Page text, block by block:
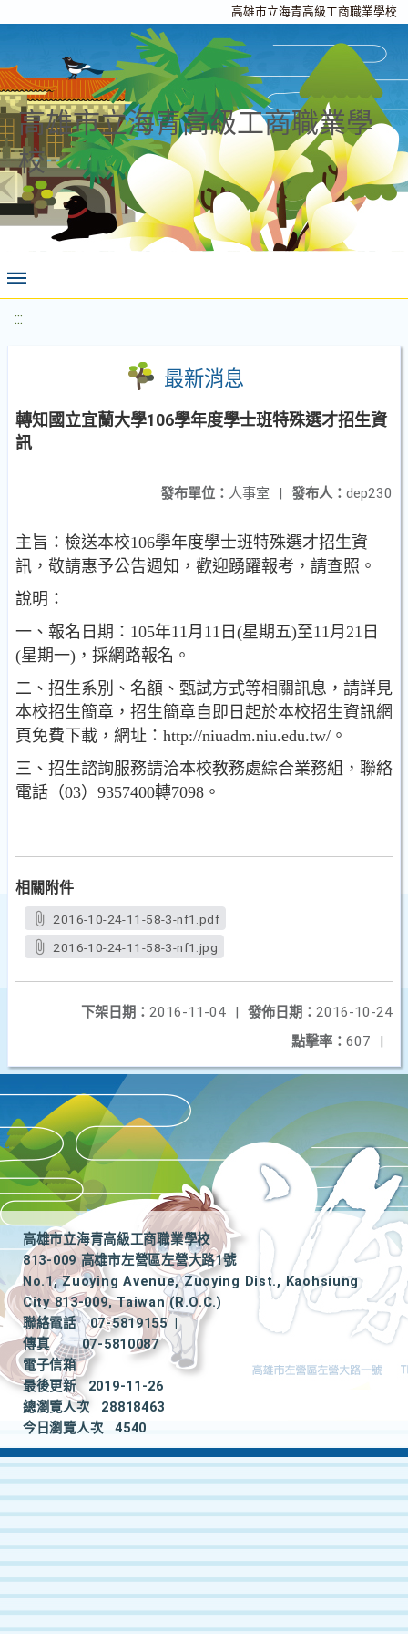
高雄市立海青高級工商職業學校
高雄市立海青高級工商職業學
校
:::
最新消息
轉知國立宜蘭大學106學年度學士班特殊選才招生資
訊
發布人： dep230
發布單位： 人事室 |
主旨：檢送本校106學年度學士班特殊選才招生資
訊，敬請惠予公告週知，歡迎踴躍報考，請查照。
說明：
一、報名日期：105年11月11日(星期五)至11月21日
(星期一)，採網路報名。
二、招生系別、名額、甄試方式等相關訊息，請詳見
本校招生簡章，招生簡章自即日起於本校招生資訊網
頁免費下載，網址：http://niuadm.niu.edu.tw/。
三、招生諮詢服務請洽本校教務處綜合業務組，聯絡
電話（03）9357400轉7098。
相關附件
2016-10-24-11-58-3-nf1.pdf
2016-10-24-11-58-3-nf1.jpg
發佈日期： 2016-10-24
下架日期： 2016-11-04
|
點擊率： 607 |
高雄市立海青高級工商職業學校
813-009 高雄市左營區左營大路1號
No.1, Zuoying Avenue, Zuoying Dist., Kaohsiung
City 813-009, Taiwan (R.O.C.)
聯絡電話
07-5819155
|
傳真
07-5810087
電子信箱
最後更新
2019-11-26
總瀏覽人次
28818463
今日瀏覽人次
4540